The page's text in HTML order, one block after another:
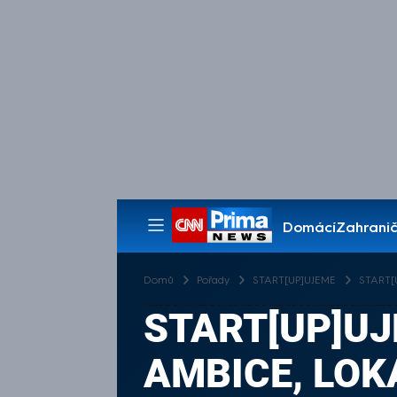
Domácí
Pořady
Domů Pořady START[UP]UJEME
AMBICE,